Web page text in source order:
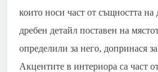
които носи част от същността
дребен детайл поставен на
определили за него, допринася
Акцентите в интериора са част